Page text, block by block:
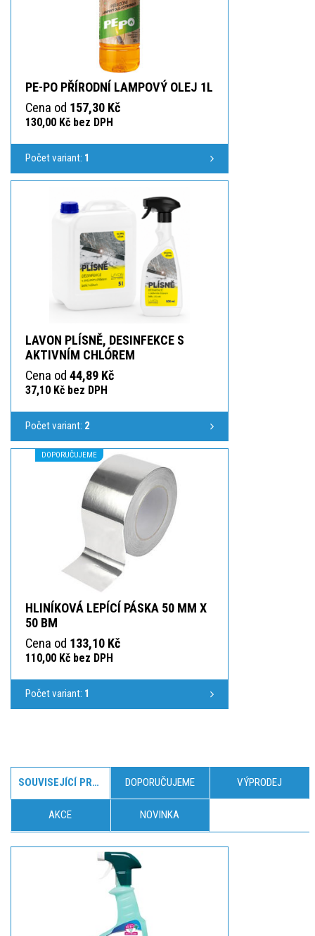
PE-PO PŘÍRODNÍ LAMPOVÝ OLEJ 1L
Cena od 157,30 Kč
130,00 Kč bez DPH
Počet variant: 1
LAVON PLÍSNĚ, DESINFEKCE S
AKTIVNÍM CHLÓREM
Cena od 44,89 Kč
37,10 Kč bez DPH
Počet variant: 2
DOPORUČUJEME
HLINÍKOVÁ LEPÍCÍ PÁSKA 50 MM X
50 BM
Cena od 133,10 Kč
110,00 Kč bez DPH
Počet variant: 1
SOUVISEJÍCÍ PRODUKTY DOPORUČUJEME VÝPRODEJ
AKCE NOVINKA